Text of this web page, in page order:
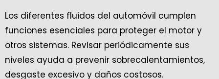
Los diferentes fluidos del automóvil cumplen
funciones esenciales para proteger el motor y
otros sistemas. Revisar periódicamente sus
niveles ayuda a prevenir sobrecalentamientos,
desgaste excesivo y daños costosos.